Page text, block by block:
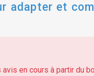
adapter et
en cours à partir du